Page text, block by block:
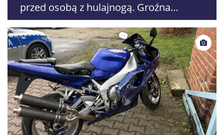
przed osobą z hulajnogą. Groźna
sytuacja drogowa w Lublinie